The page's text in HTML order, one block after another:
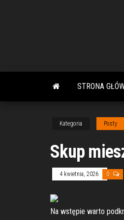
STRONA
Kategoria Posty
Skup
4 kwietnia, 2026 0
Na wstępie warto